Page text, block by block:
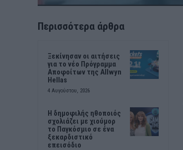
Περισσότερα άρθρα
Ξεκίνησαν οι αιτήσεις
για το νέο Πρόγραμμα
Αποφοίτων της Allwyn
Hellas
4 Αυγούστου, 2026
Η δημοφιλής ηθοποιός
σχολιάζει με χιούμορ
το Παγκόσμιο σε ένα
ξεκαρδιστικό
επεισόδιο